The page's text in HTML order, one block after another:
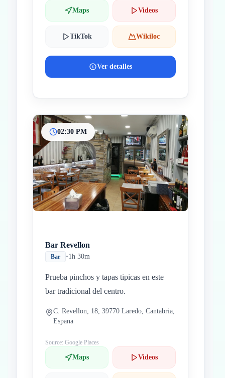
Maps Videos
TikTok Wikiloc
Ver detalles
02:30 PM
Bar Revellon
Bar •1h 30m
Prueba pinchos y tapas tipicas en este
bar tradicional del centro.
C. Revellon, 18, 39770 Laredo, Cantabria,
Espana
Source: Google Places
Maps Videos